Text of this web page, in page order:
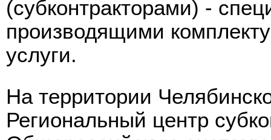
(субконтракторами) -
производящими
услуги.
На территории
Региональный центр